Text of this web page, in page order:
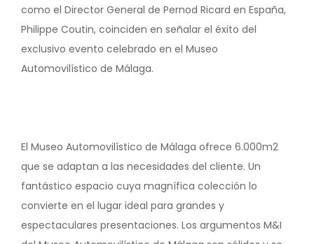
como el Director General de Pernod Ricard en España,
Philippe Coutin, coinciden en señalar el éxito del
exclusivo evento celebrado en el Museo
Automovilístico de Málaga.
El Museo Automovilístico de Málaga ofrece 6.000m2
que se adaptan a las necesidades del cliente. Un
fantástico espacio cuya magnífica colección lo
convierte en el lugar ideal para grandes y
espectaculares presentaciones. Los argumentos M&I